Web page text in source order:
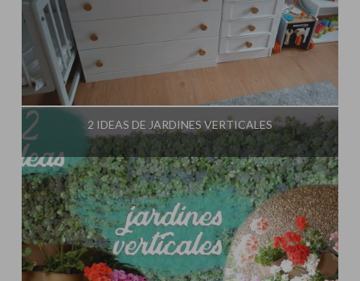
2 IDEAS DE JARDINES VERTICALES